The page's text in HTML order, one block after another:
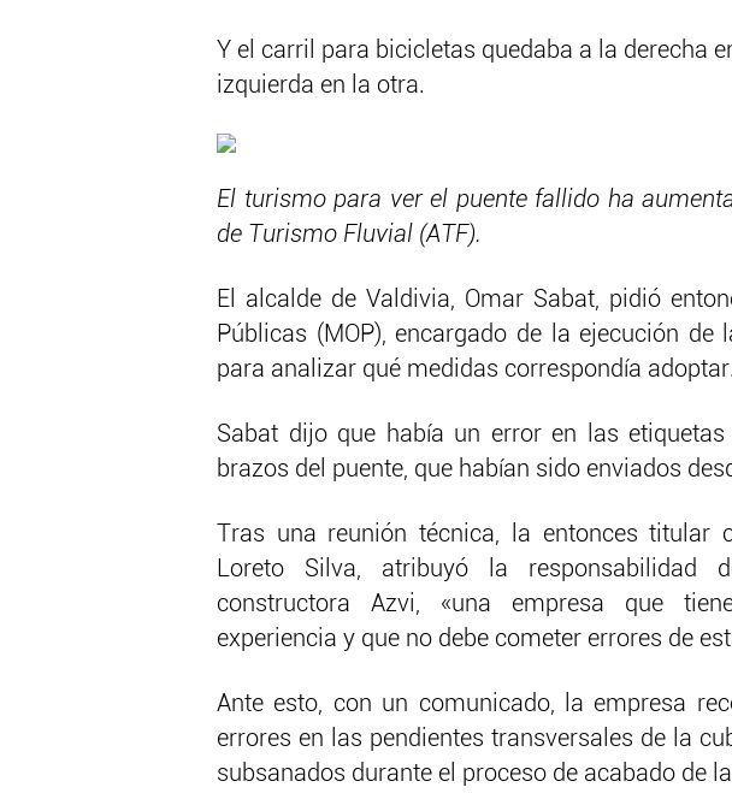
Y el carril para bicicletas quedaba a la derecha
izquierda en la otra.
El turismo para ver el puente fallido ha
de Turismo Fluvial (ATF).
El alcalde de Valdivia, Omar Sabat, pidió
Públicas (MOP), encargado de la ejecución
para analizar qué medidas correspondía adoptar.
Sabat dijo que había un error en las
brazos del puente, que habían sido enviados
Tras una reunión técnica, la entonces titular
Loreto Silva, atribuyó la responsabilidad
constructora Azvi, «una empresa que
experiencia y que no debe cometer errores de
Ante esto, con un comunicado, la empresa
errores en las pendientes transversales de la
subsanados durante el proceso de acabado de